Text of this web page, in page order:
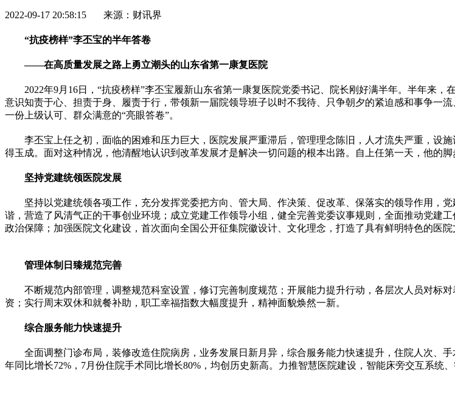
2022-09-17 20:58:15 来源：财讯界
“抗疫榜样”李丕宝的半年答卷
——在高质量发展之路上勇立潮头的山东省第一康复医院
2022年9月16日，“抗疫榜样”李丕宝履新山东省第一康复医院党委书记、院长刚好满半年。半年来
意识知责于心、担责于身、履责于行，带领新一届院领导班子以时不我待、只争朝夕的紧迫感和事争一
一份上级认可、群众满意的“亮眼答卷”。
李丕宝上任之初，面临的困难和压力巨大，医院发展严重滞后，管理理念陈旧，人才流失严重，设
得玉成。面对这种情况，他清醒地认识到改革发展才是解决一切问题的根本出路。自上任第一天，他的
坚持党建统领医院发展
坚持以党建统领各项工作，充分发挥党委把方向、管大局、作决策、促改革、保落实的领导作用，
谐，营造了风清气正的干事创业环境；成立党建工作领导小组，健全完善党委议事规则，全面推动党建
政治保障；加强医院文化建设，首次面向全国公开征集院徽设计、文化理念，打造了具有鲜明特色的医院
管理体制日臻规范完善
不断规范内部管理，调整规范科室设置，修订完善制度规范；开展能力提升行动，各层次人员对标
资；实行周末双休和就餐补助，职工幸福指数大幅度提升，精神面貌焕然一新。
综合服务能力快速提升
全面调整门诊布局，装修改造住院病房，业务发展日新月异，综合服务能力快速提升，住院人次、
年同比增长72%，7月份住院手术同比增长80%，均创历史新高。力推智慧医院建设，智能床旁交互系统